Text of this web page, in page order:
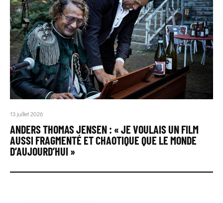
13 juillet 2026
ANDERS THOMAS JENSEN : « JE VOULAIS UN FILM
AUSSI FRAGMENTÉ ET CHAOTIQUE QUE LE MONDE
D’AUJOURD’HUI »